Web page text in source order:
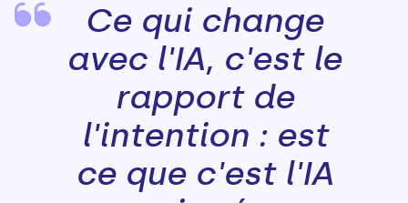
Ce qui change
avec l'IA, c'est le
rapport de
l'intention : est
ce que c'est l'IA